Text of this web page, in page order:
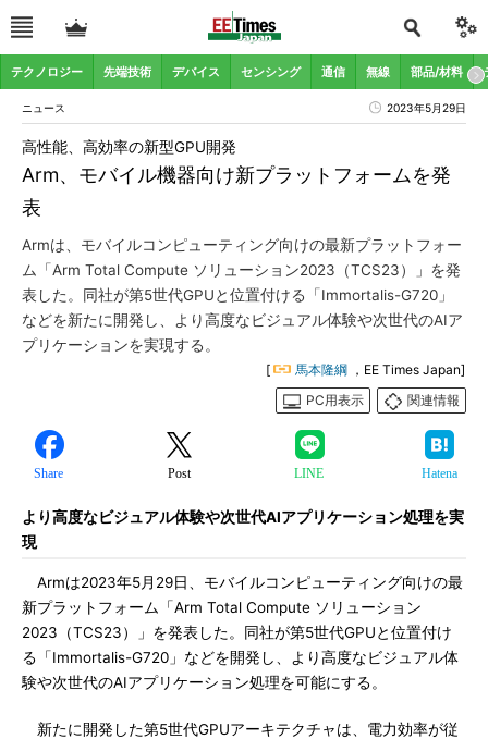
テクノロジー 先端技術 デバイス センシング 通信 無線 部品/材料
ニュース 2023年5月29日
Arm、モバイル機器向け新プラットフォームを発
表
高性能、高効率の新型GPU開発
Armは、モバイルコンピューティング向けの最新プラットフォー
ム「Arm Total Compute ソリューション2023（TCS23）」を発
表した。同社が第5世代GPUと位置付ける「Immortalis-G720」
などを新たに開発し、より高度なビジュアル体験や次世代のAIア
プリケーションを実現する。
[ 馬本隆綱 ，EE Times Japan]
PC用表示
関連情報
Share Post LINE Hatena
より高度なビジュアル体験や次世代AIアプリケーション処理を実
現
Armは2023年5月29日、モバイルコンピューティング向けの最
新プラットフォーム「Arm Total Compute ソリューション
2023（TCS23）」を発表した。同社が第5世代GPUと位置付け
る「Immortalis-G720」などを開発し、より高度なビジュアル体
験や次世代のAIアプリケーション処理を可能にする。
新たに開発した第5世代GPUアーキテクチャは、電力効率が従